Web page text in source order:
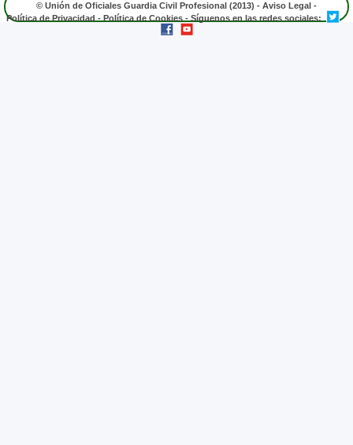
© Unión de Oficiales Guardia Civil Profesional (2013) - Aviso Legal -
Política de Privacidad - Política de Cookies - Síguenos en las redes sociales: